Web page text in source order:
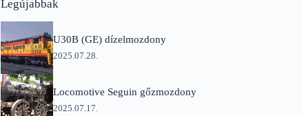
Legújabbak
U30B (GE) dízelmozdony
2025.07.28.
Locomotive Seguin gőzmozdony
2025.07.17.